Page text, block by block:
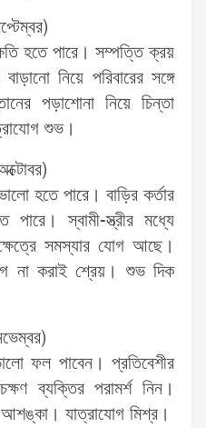
হতে পারে। সম্পত্তি ক্রয়
নিয়ে পরিবারের সঙ্গে
পড়াশোনা নিয়ে চিন্তা
শুভ।
হতে পারে। বাড়ির কর্তার
স্বামী-স্ত্রীর মধ্যে
সমস্যার যোগ আছে।
না করাই শ্রেয়। শুভ দিক
ফল পাবেন। প্রতিবেশীর
ব্যক্তির পরামর্শ নিন।
যাত্রাযোগ মিশ্র।